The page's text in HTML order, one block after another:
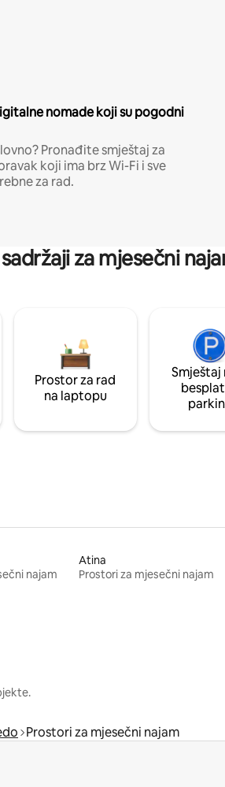
nomade koji su pogodni
Pronađite smještaj za
koji ima brz Wi-Fi i sve
za rad.
za mjesečni
Prostor za rad
na laptopu
Smještaj
najam
Atina
Prostori za mjesečni najam
Prostori za mjesečni najam